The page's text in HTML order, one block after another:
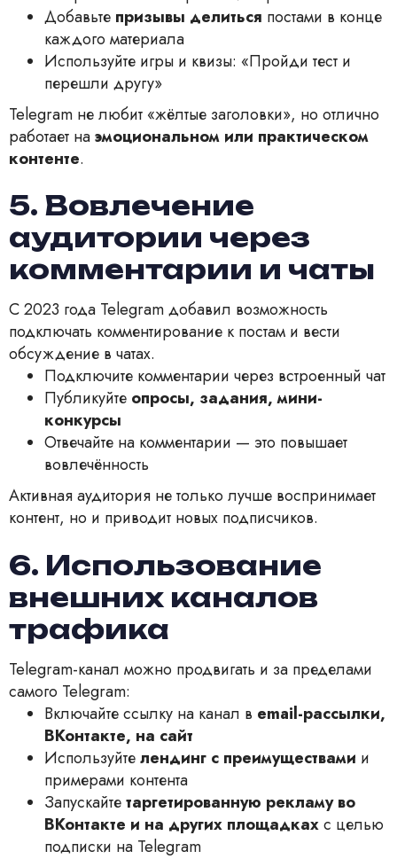
Добавьте призывы делиться постами в конце
каждого материала
Используйте игры и квизы: «Пройди тест и
перешли другу»
Telegram не любит «жёлтые заголовки», но отлично
работает наэмоциональном или практическом
контенте.
5. Вовлечение
аудитории через
комментарии и чаты
С 2023 года Telegram добавил возможность
подключать комментирование к постам и вести
обсуждение в чатах.
Подключите комментарии через встроенный чат
Публикуйте опросы, задания, мини-
конкурсы
Отвечайте на комментарии — это повышает
вовлечённость
Активная аудитория не только лучше воспринимает
контент, но и приводит новых подписчиков.
6. Использование
внешних каналов
трафика
Telegram-канал можно продвигать и за пределами
самого Telegram:
Включайте ссылку на канал в email-рассылки,
ВКонтакте, на сайт
Используйтелендинг с преимуществами и
примерами контента
Запускайтетаргетированную рекламу во
ВКонтакте и на других площадкахс целью
подписки на Telegram